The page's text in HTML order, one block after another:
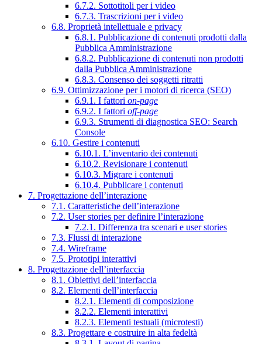
6.7.2. Sottotitoli per i video
6.7.3. Trascrizioni per i video
6.8. Proprietà intellettuale e privacy
6.8.1. Pubblicazione di contenuti prodotti dalla
Pubblica Amministrazione
6.8.2. Pubblicazione di contenuti non prodotti
dalla Pubblica Amministrazione
6.8.3. Consenso dei soggetti ritratti
6.9. Ottimizzazione per i motori di ricerca (SEO)
6.9.1. I fattori on-page
6.9.2. I fattori off-page
6.9.3. Strumenti di diagnostica SEO: Search
Console
6.10. Gestire i contenuti
6.10.1. L’inventario dei contenuti
6.10.2. Revisionare i contenuti
6.10.3. Migrare i contenuti
6.10.4. Pubblicare i contenuti
7. Progettazione dell’interazione
7.1. Caratteristiche dell’interazione
7.2. User stories per definire l’interazione
7.2.1. Differenza tra scenari e user stories
7.3. Flussi di interazione
7.4. Wireframe
7.5. Prototipi interattivi
8. Progettazione dell’interfaccia
8.1. Obiettivi dell’interfaccia
8.2. Elementi dell’interfaccia
8.2.1. Elementi di composizione
8.2.2. Elementi interattivi
8.2.3. Elementi testuali (microtesti)
8.3. Progettare e costruire in alta fedeltà